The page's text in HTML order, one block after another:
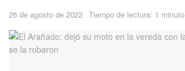
26 de agosto de 2022 Tiempo de lectura: 1 minuto